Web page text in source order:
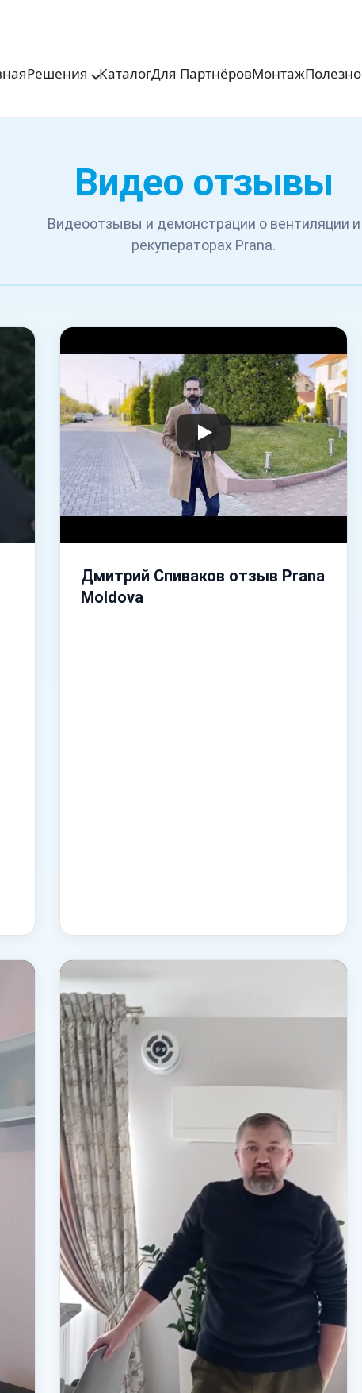
Решения КаталогДля ПартнёровМонтажПолезно
Видео отзывы
Видеоотзывы и демонстрации о вентиляции и
рекуператорах Prana.
Дмитрий Спиваков отзыв Prana
Moldova